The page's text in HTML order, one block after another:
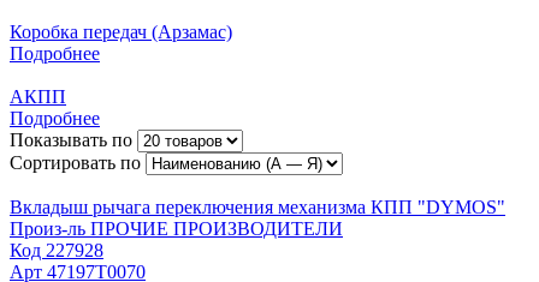
Коробка передач (Арзамас)
Подробнее
АКПП
Подробнее
Показывать по
Сортировать по
Вкладыш рычага переключения механизма КПП "DYMOS"
Произ-ль ПРОЧИЕ ПРОИЗВОДИТЕЛИ
Код 227928
Арт 47197Т0070